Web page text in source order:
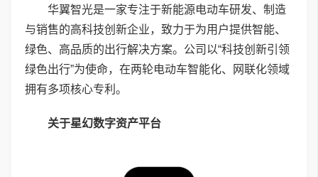
华翼智光是一家专注于新能源电动车研发、制造
与销售的高科技创新企业，致力于为用户提供智能、
绿色、高品质的出行解决方案。公司以“科技创新引领
绿色出行”为使命，在两轮电动车智能化、网联化领域
拥有多项核心专利。
关于星幻数字资产平台